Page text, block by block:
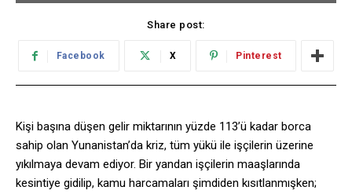
Share post:
Facebook X Pinterest
Kişi başına düşen gelir miktarının yüzde 113’ü kadar borca
sahip olan Yunanistan’da kriz, tüm yükü ile işçilerin üzerine
yıkılmaya devam ediyor. Bir yandan işçilerin maaşlarında
kesintiye gidilip, kamu harcamaları şimdiden kısıtlanmışken;